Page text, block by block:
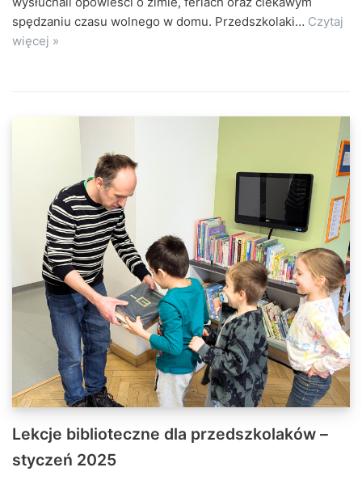
spędzaniu czasu wolnego w domu. Przedszkolaki… Czytaj
więcej »
Lekcje biblioteczne dla przedszkolaków –
styczeń 2025